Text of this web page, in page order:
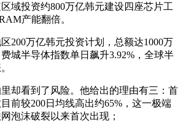
域投资约800万亿韩元建设四座芯片工
产能翻倍。
200万亿韩元投资计划，总额达1000万
城半导体指数单日飙升3.92%，全球半
却看到了风险。他给出的理由有三：首
前较200日均线高出约65%，这一极端
泡沫破裂以来首次出现；